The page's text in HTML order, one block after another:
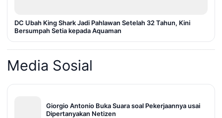
DC Ubah King Shark Jadi Pahlawan Setelah 32 Tahun, Kini
Bersumpah Setia kepada Aquaman
Media Sosial
Giorgio Antonio Buka Suara soal Pekerjaannya usai
Dipertanyakan Netizen